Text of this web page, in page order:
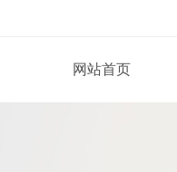
网站首页